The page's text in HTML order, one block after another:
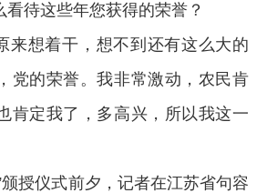
看待这些年您获得的荣誉？
来想着干，想不到还有这么大的
党的荣誉。我非常激动，农民肯
肯定我了，多高兴，所以我这一
颁授仪式前夕，记者在江苏省句容